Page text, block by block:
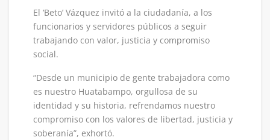
El ‘Beto’ Vázquez invitó a la ciudadanía, a los
funcionarios y servidores públicos a seguir
trabajando con valor, justicia y compromiso
social.
“Desde un municipio de gente trabajadora como
es nuestro Huatabampo, orgullosa de su
identidad y su historia, refrendamos nuestro
compromiso con los valores de libertad, justicia y
soberanía”, exhortó.